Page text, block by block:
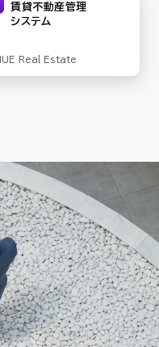
賃貸不動産管理
システム
Real Estate